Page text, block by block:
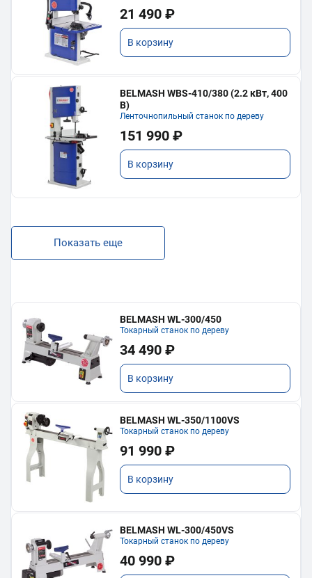
21 490 ₽
В корзину
BELMASH WBS-410/380 (2.2 кВт, 400
В)
Ленточнопильный станок по дереву
151 990 ₽
В корзину
Показать еще
BELMASH WL-300/450
Токарный станок по дереву
34 490 ₽
В корзину
BELMASH WL-350/1100VS
Токарный станок по дереву
91 990 ₽
В корзину
BELMASH WL-300/450VS
Токарный станок по дереву
40 990 ₽